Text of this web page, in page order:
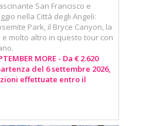
San Francisco e
nella Città degli Angeli:
Park, il Bryce Canyon, la
e molto altro in questo tour con
MORE - Da € 2.620
del 6 settembre 2026,
effettuate entro il